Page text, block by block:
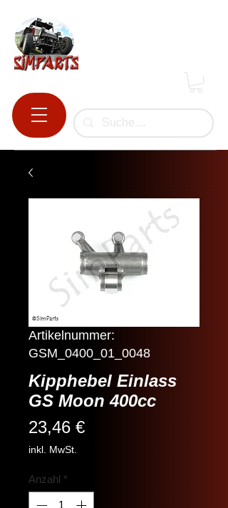
Artikelnummer:
GSM_0400_01_0048
Kipphebel Einlass
GS Moon 400cc
23,46 €Preis
inkl. MwSt.
Anzahl *